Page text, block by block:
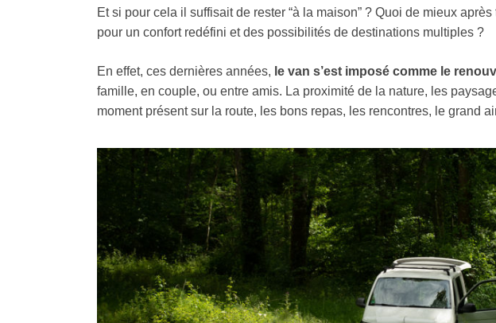
Et si pour cela il suffisait de rester “à la maison” ? Quoi de mieux
pour un confort redéfini et des possibilités de destinations multiples ?
En effet, ces dernières années, le van s’est imposé comme le
famille, en couple, ou entre amis. La proximité de la nature, les
moment présent sur la route, les bons repas, les rencontres, le grand